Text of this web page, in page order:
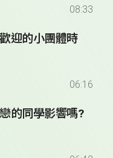
08:33
迎的小團體時
06:16
的同學影響嗎?